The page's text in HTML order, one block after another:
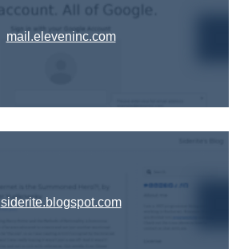
mail.eleveninc.com
siderite.blogspot.com